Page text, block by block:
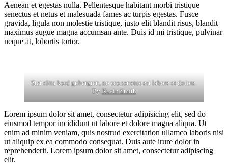
Aenean et egestas nulla. Pellentesque habitant morbi tristique
senectus et netus et malesuada fames ac turpis egestas. Fusce
gravida, ligula non molestie tristique, justo elit blandit risus, blandit
maximus augue magna accumsan ante. Duis id mi tristique, pulvinar
neque at, lobortis tortor.
Stet clita kasd gubergren, no sea sanctus est labore et dolore.
ByKevin Smith
Lorem ipsum dolor sit amet, consectetur adipisicing elit, sed do
eiusmod tempor incididunt ut labore et dolore magna aliqua. Ut
enim ad minim veniam, quis nostrud exercitation ullamco laboris nisi
ut aliquip ex ea commodo consequat. Duis aute irure dolor in
reprehenderit. Lorem ipsum dolor sit amet, consectetur adipiscing
elit.